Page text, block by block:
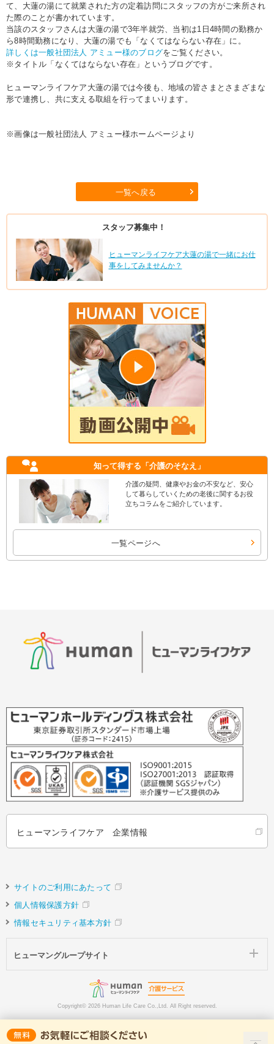
て、大蓮の湯にて就業された方の定着訪問にスタッフの方がご来所され
た際のことが書かれています。
当該のスタッフさんは大蓮の湯で3年半就労、当初は1日4時間の勤務か
ら8時間勤務になり、大蓮の湯でも「なくてはならない存在」に。
詳しくは一般社団法人 アミュー様のブログをご覧ください。
※タイトル「なくてはならない存在」というブログです。
ヒューマンライフケア大蓮の湯では今後も、地域の皆さまとさまざまな
形で連携し、共に支える取組を行ってまいります。
※画像は一般社団法人 アミュー様ホームページより
一覧へ戻る
スタッフ募集中！
ヒューマンライフケア大蓮の湯で一緒にお仕
事をしてみませんか？
知って得する 「介護のそなえ」
介護の疑問、健康やお金の不安など、安心
して暮らしていくための老後に関するお役
立ちコラムをご紹介しています。
一覧ページへ
ヒューマンライフケア 企業情報
サイトのご利用にあたって
個人情報保護方針
情報セキュリティ基本方針
ヒューマングループサイト
Copyright© 2026 Human Life Care Co.,Ltd. All Right reserved.